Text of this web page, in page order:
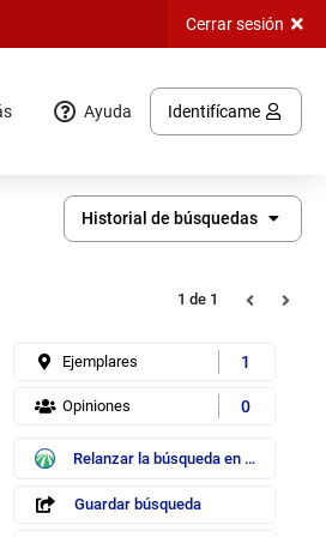
Cerrar sesión
Ayuda Identifícame
Historial de búsquedas
Registro
1 de 1 Registros
Ejemplares 1
Opiniones 0
Ebsco /
búsqueda
Relanzar la búsqueda en
EDS
Guardar búsqueda